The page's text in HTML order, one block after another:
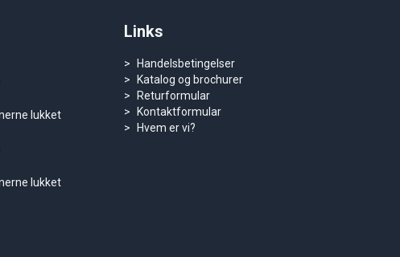
lukket
lukket
Links
Handelsbetingelser
Katalog og brochurer
Returformular
Kontaktformular
Hvem er vi?